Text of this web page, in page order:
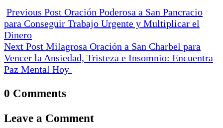
Previous Post Oración Poderosa a San Pancracio
para Conseguir Trabajo Urgente y Multiplicar el
Dinero
Next Post Milagrosa Oración a San Charbel para
Vencer la Ansiedad, Tristeza e Insomnio: Encuentra
Paz Mental Hoy
0 Comments
Leave a Comment